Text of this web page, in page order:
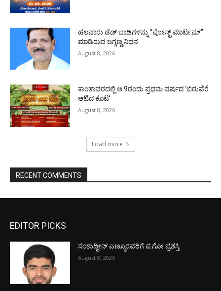
ಹಲವಾರು ಡೆಡ್ ಬಾಡಿಗಳನ್ನು “ಪೋಸ್ಟ್ ಮಾರ್ಟಮ್”
ಮಾಡಿರುವ ಜಗ್ಗಣ್ಣ ನಿಧನ
August 8, 2026
ಕಾಂತಾವರದಲ್ಲಿ ಆ.9ರಂದು ಪ್ರಥಮ ವರ್ಷದ ‘ಬಿರುವೆರೆ
ಆಟಿದ ಕೂಟ’
August 8, 2026
Load more
RECENT COMMENTS
EDITOR PICKS
ಸಂಶುದ್ಧೀನ್ ಎಣ್ಮೂರವರಿಗೆ ಪ.ಗೋ ಪ್ರಶಸ್ತಿ
August 8, 2026